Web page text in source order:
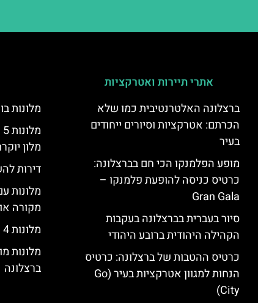
אתרי תיירות ואטרקציות
ברצלונה האלטרנטיבית כמו שלא
הכרתם: אטרקציות וסיורים ייחודים
בעיר
מופע הפלמנקו הכי חם בברצלונה:
כרטיס כניסה להופעת פלמנקו –
Gran Gala
סיור בעברית בברצלונה בעקבות
הקהילה היהודית ברובע היהודי
כרטיס ההטבות של ברצלונה: כרטיס
הנחות למגוון אטרקציות בעיר (Go
City)
מלונות
מלון
דירות
מלונות
מקורה
מלונות 4 כוכבים בברצלונה
מלונות
ברצלונה